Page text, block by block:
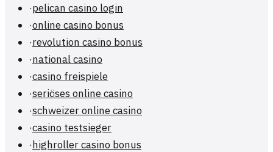
·pelican casino login
·online casino bonus
·revolution casino bonus
·national casino
·casino freispiele
·seriöses online casino
·schweizer online casino
·casino testsieger
·highroller casino bonus